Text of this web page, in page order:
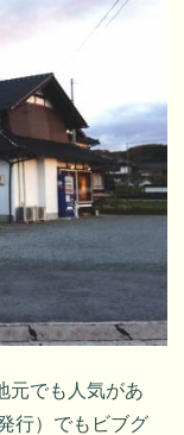
元でも人気があ
行）でもビブグ